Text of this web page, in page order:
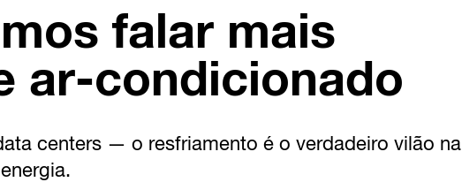
falar mais
ar-condicionado
centers — o resfriamento é o verdadeiro vilão na